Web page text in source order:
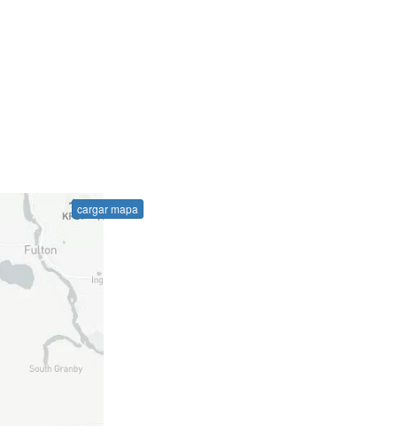
cargar mapa